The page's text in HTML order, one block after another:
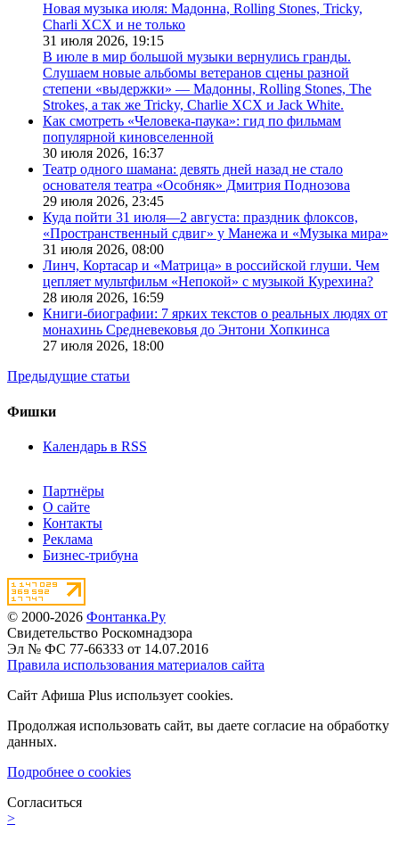
Новая музыка июля: Мадонна, Rolling Stones, Tricky,
Charli XCX и не только
31 июля 2026, 19:15
В июле в мир большой музыки вернулись гранды.
Слушаем новые альбомы ветеранов сцены разной
степени «выдержки» — Мадонны, Rolling Stones, The
Strokes, а так же Tricky, Charlie XCX и Jack White.
Как смотреть «Человека-паука»: гид по фильмам
популярной киновселенной
30 июля 2026, 16:37
Театр одного шамана: девять дней назад не стало
основателя театра «Особняк» Дмитрия Поднозова
29 июля 2026, 23:45
Куда пойти 31 июля—2 августа: праздник флоксов,
«Пространственный сдвиг» у Манежа и «Музыка мира»
31 июля 2026, 08:00
Линч, Кортасар и «Матрица» в российской глуши. Чем
цепляет мультфильм «Непокой» с музыкой Курехина?
28 июля 2026, 16:59
Книги-биографии: 7 ярких текстов о реальных людях от
монахинь Средневековья до Энтони Хопкинса
27 июля 2026, 18:00
Предыдущие статьи
Фишки
Календарь в RSS
Партнёры
О сайте
Контакты
Реклама
Бизнес-трибуна
© 2000-2026 Фонтанка.Ру
Свидетельство Роскомнадзора
Эл № ФС 77-66333 от 14.07.2016
Правила использования материалов сайта
Сайт Афиша Plus использует cookies.
Продолжая использовать сайт, вы даете согласие на обработку
данных.
Подробнее о cookies
Согласиться
>